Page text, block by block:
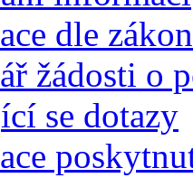
dle
žádosti o
se dotazy